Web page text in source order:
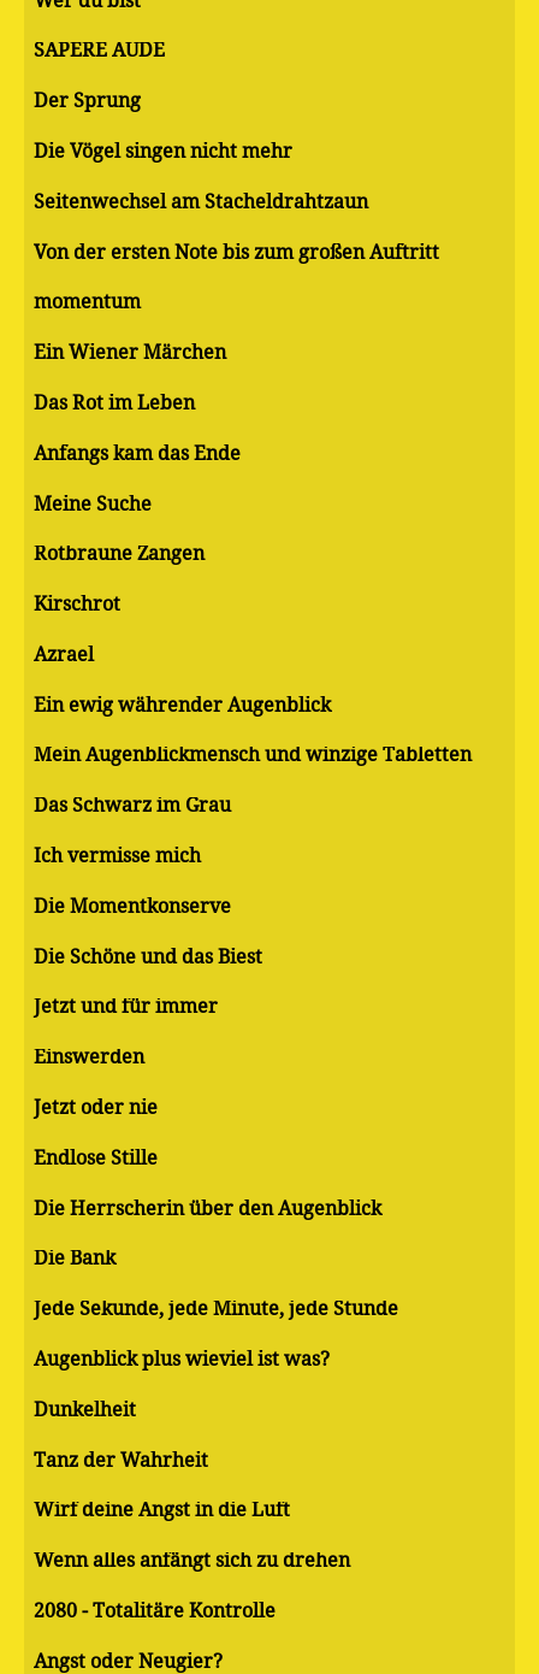
SAPERE AUDE
Der Sprung
Die Vögel singen nicht mehr
Seitenwechsel am Stacheldrahtzaun
Von der ersten Note bis zum großen Auftritt
momentum
Ein Wiener Märchen
Das Rot im Leben
Anfangs kam das Ende
Meine Suche
Rotbraune Zangen
Kirschrot
Azrael
Ein ewig währender Augenblick
Mein Augenblickmensch und winzige Tabletten
Das Schwarz im Grau
Ich vermisse mich
Die Momentkonserve
Die Schöne und das Biest
Jetzt und für immer
Einswerden
Jetzt oder nie
Endlose Stille
Die Herrscherin über den Augenblick
Die Bank
Jede Sekunde, jede Minute, jede Stunde
Augenblick plus wieviel ist was?
Dunkelheit
Tanz der Wahrheit
Wirf deine Angst in die Luft
Wenn alles anfängt sich zu drehen
2080 - Totalitäre Kontrolle
Angst oder Neugier?